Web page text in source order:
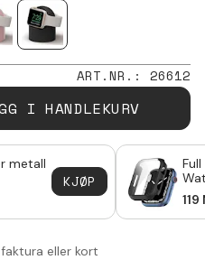
ART.NR. : 26612
I HANDLEKURV
metall
KJØP
119
eller kort